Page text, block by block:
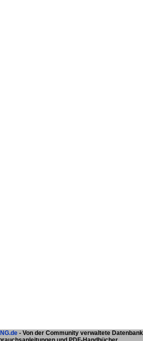
- Von der Community verwaltete Datenbank